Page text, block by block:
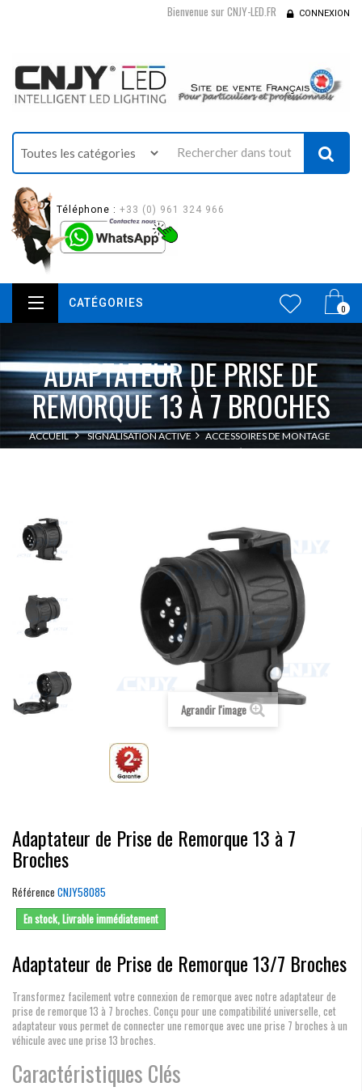
Bienvenue sur CNJY-LED.FR CONNEXION
Téléphone : +33 (0) 961 324 966
0
CATÉGORIES
ADAPTATEUR DE PRISE DE
REMORQUE 13 À 7 BROCHES
ACCUEIL SIGNALISATION ACTIVE ACCESSOIRES DE MONTAGE
Agrandir l'image
Adaptateur de Prise de Remorque 13 à 7
Broches
Référence CNJY58085
En stock, Livrable immédiatement
Adaptateur de Prise de Remorque 13/7 Broches
Transformez facilement votre connexion de remorque avec notre adaptateur de
prise de remorque 13 à 7 broches. Conçu pour une compatibilité universelle, cet
adaptateur vous permet de connecter une remorque avec une prise 7 broches à un
véhicule avec une prise 13 broches.
Caractéristiques Clés